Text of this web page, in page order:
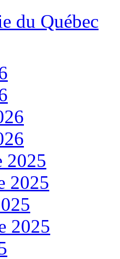
du Québec
2025
2025
2025